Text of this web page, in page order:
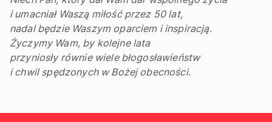
i umacniał Waszą miłość przez 50 lat,
nadal będzie Waszym oparciem i inspiracją.
Życzymy Wam, by kolejne lata
przyniosły równie wiele błogosławieństw
i chwil spędzonych w Bożej obecności.